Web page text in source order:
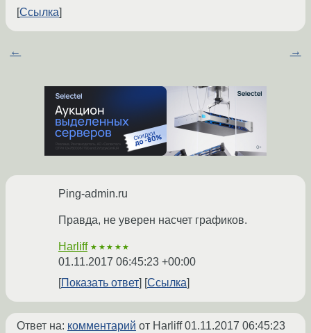
Ссылка
← →
Ping-admin.ru
Правда, не уверен насчет графиков.
Harliff ★★★★★
01.11.2017 06:45:23 +00:00
Показать ответ
Ссылка
Ответ на: комментарий от Harliff01.11.2017 06:45:23